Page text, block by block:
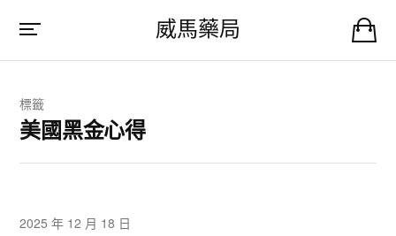
威馬藥局
標籤
美國黑金心得
2025 年 12 月 18 日